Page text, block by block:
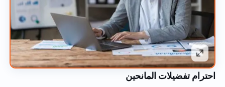
احترام تفضيلات المانحين